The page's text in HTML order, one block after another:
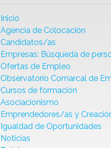
Inicio
Agencia de Colocación
Candidatos/as
Empresas: Búsqueda de
Ofertas de Empleo
Observatorio Comarcal de
Cursos de formación
Asociacionismo
Emprendedores/as y
Igualdad de Oportunidades
Noticias